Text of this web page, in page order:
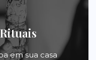
em sua casa